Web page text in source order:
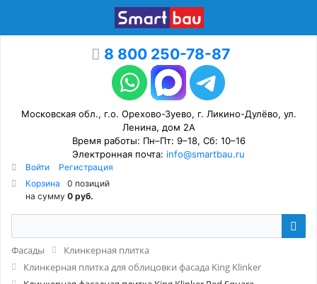
8 800 250-78-87
Московская обл., г.о. Орехово-Зуево, г. Ликино-Дулёво, ул.
Ленина, дом 2А
Время работы: Пн–Пт: 9–18, Сб: 10–16
Электронная почта: info@smartbau.ru
Войти
Регистрация
Корзина
0 позиций
на сумму 0 руб.
Фасады
Клинкерная плитка
Клинкерная плитка для облицовки фасада King Klinker